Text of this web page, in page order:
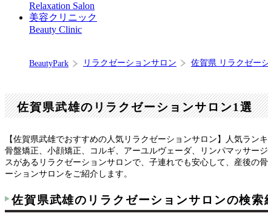
Relaxation Salon
美容クリニック
Beauty Clinic
BeautyPark リラクゼーションサロン 佐賀県 リラクゼー
佐賀県武雄のリラクゼーションサロン1選
【佐賀県武雄でおすすめの人気リラクゼーションサロン】人気ラ
骨盤矯正、小顔矯正、コルギ、アーユルヴェーダ、リンパマッサー
スがあるリラクゼーションサロンで、子連れでも安心して、産後
ーションサロンをご紹介します。
佐賀県武雄のリラクゼーションサロンの検索